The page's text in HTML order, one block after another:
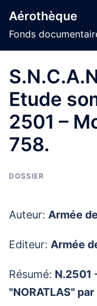
au
contenu
Aérothèque
Fonds
Etude
2501 –
758.
DOSSIER
Auteur: Armée
Editeur: Armée
Résumé: N.2501
"NORATLAS"